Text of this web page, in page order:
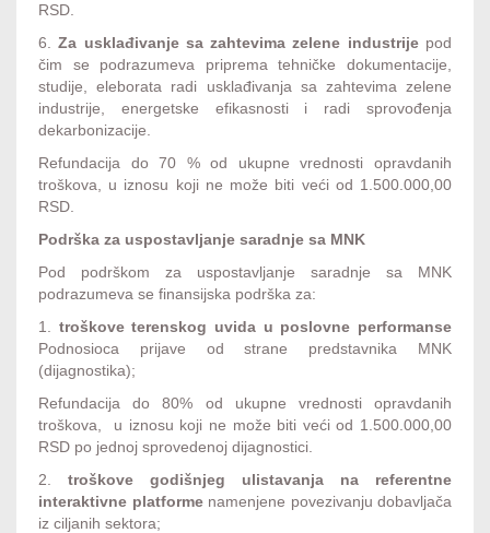
RSD.
6.
Za usklađivanje sa zahtevima zelene industrijepod
čim se podrazumeva priprema tehničke dokumentacije,
studije, eleborata radi usklađivanja sa zahtevima zelene
industrije, energetske efikasnosti i radi sprovođenja
dekarbonizacije.
Refundacija do 70 % od ukupne vrednosti opravdanih
troškova, u iznosu koji ne može biti veći od 1.500.000,00
RSD.
Podrška za uspostavljanje saradnje sa MNK
Pod podrškom za uspostavljanje saradnje sa MNK
podrazumeva se finansijska podrška za:
1. troškove terenskog uvida u poslovne performanse
Podnosioca prijave od strane predstavnika MNK
(dijagnostika);
Refundacija do 80% od ukupne vrednosti opravdanih
troškova, u iznosu koji ne može biti veći od 1.500.000,00
RSD po jednoj sprovedenoj dijagnostici.
2. troškove godišnjeg ulistavanja na referentne
interaktivne platforme namenjene povezivanju dobavljača
iz ciljanih sektora;